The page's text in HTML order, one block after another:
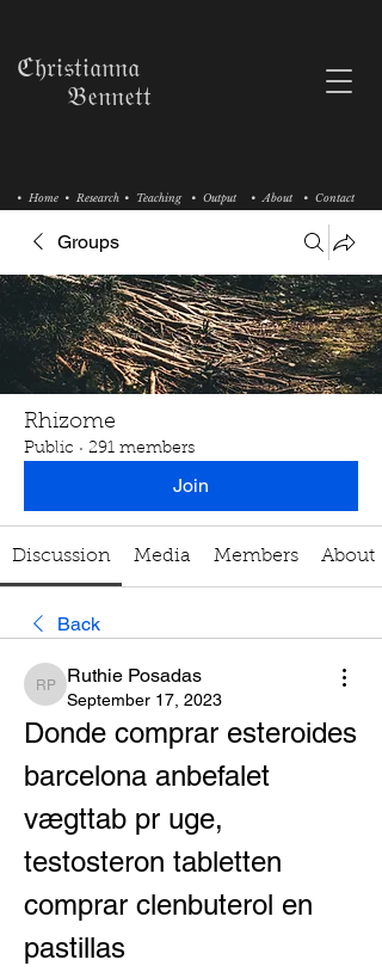
• Research • Teaching
• Home • Output • About • Contact
ℭ𝔥𝔯𝔦𝔰𝔱𝔦𝔞𝔫𝔫𝔞
𝔅𝔢𝔫𝔫𝔢𝔱𝔱
Groups
Rhizome
Public · 291 members
Join
Discussion Media Members About
Back
Ruthie Posadas
Ruthie Posadas
September 17, 2023
Donde comprar esteroides
barcelona anbefalet
vægttab pr uge,
testosteron tabletten
comprar clenbuterol en
pastillas